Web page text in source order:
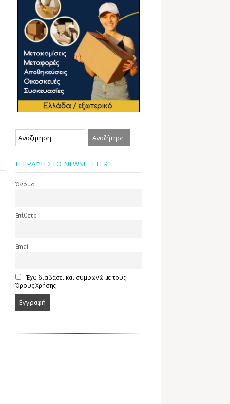
ΕΓΓΡΑΦΗ ΣΤΟ NEWSLETTER
Όνομα
Επίθετο
Email
Έχω διαβάσει και συμφωνώ με τους
Όρους Χρήσης